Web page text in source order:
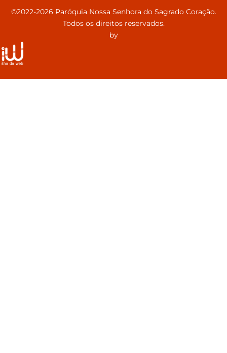
©2022-2026 Paróquia Nossa Senhora do Sagrado Coração.
Todos os direitos reservados.
by